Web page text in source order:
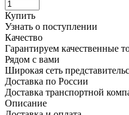
Купить
Узнать о поступлении
Качество
Гарантируем качественные
Рядом с вами
Широкая сеть
Доставка по России
Доставка транспортной
Описание